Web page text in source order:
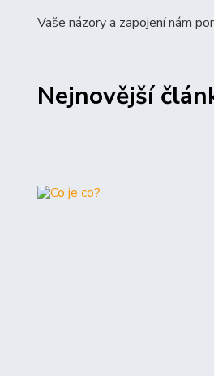
Vaše názory a zapojení nám
Nejnovější